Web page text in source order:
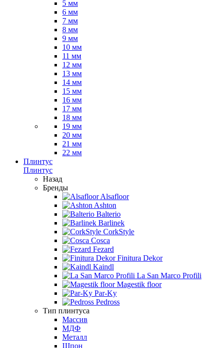
5 мм
6 мм
7 мм
8 мм
9 мм
10 мм
11 мм
12 мм
13 мм
14 мм
15 мм
16 мм
17 мм
18 мм
19 мм
20 мм
21 мм
22 мм
Плинтус
Плинтус
Назад
Бренды
Alsafloor
Ashton
Balterio
Barlinek
CorkStyle
Cosca
Fezard
Finitura Dekor
Kaindl
La San Marco Profili
Magestik floor
Par-Ky
Pedross
Тип плинтуса
Массив
МДФ
Металл
Шпон